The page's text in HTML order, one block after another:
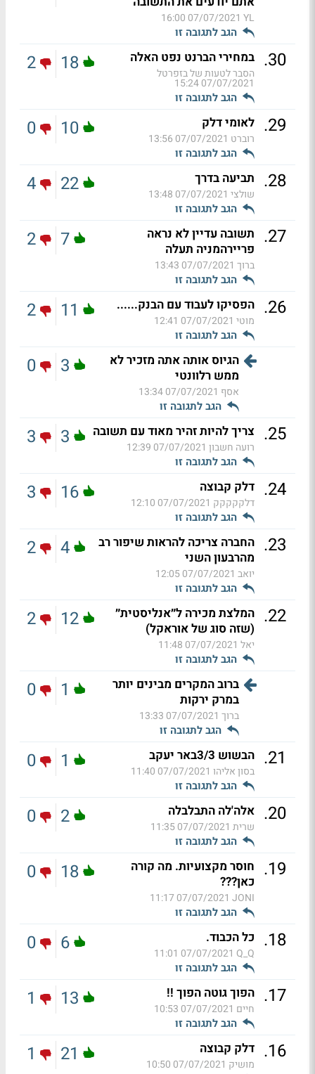
YL
07/07/2021 16:00
הגב לתגובה זו
30
. במחירי הברנט נפט האלה
הסבר לטעות של בזפרטל
07/07/2021 15:24
הגב לתגובה זו
18
2
29
. לאומי דלק
רוברט 07/07/2021 13:56
הגב לתגובה זו
10
0
28
. תביעה בדרך
שולצי 07/07/2021 13:48
הגב לתגובה זו
22
4
27
. תשובה עדיין לא נראה
פריירהמניה תעלה
ברוך 07/07/2021 13:43
הגב לתגובה זו
7
2
26
. הפסיקו לעבוד עם הבנק......
מוטי 07/07/2021 12:41
הגב לתגובה זו
11
2
הגיוס אותה אתה מזכיר לא
ממש רלוונטי
אסף 07/07/2021 13:34
הגב לתגובה זו
3
0
25
. צריך להיות זהיר מאוד עם תשובה
רועה חשבון 07/07/2021 12:39
הגב לתגובה זו
3
3
24
. דלק קבוצה
דלקקקקק 07/07/2021 12:10
הגב לתגובה זו
16
3
23
. החברה צריכה להראות שיפור רב
מהרבעון השני
יואב 07/07/2021 12:05
הגב לתגובה זו
4
2
22
. המלצת מכירה ל״אנליסטית״
(שזה סוג של אוראקל)
יאל 07/07/2021 11:48
הגב לתגובה זו
12
2
ברוב המקרים מבינים יותר
במרק ירקות
ברוך 07/07/2021 13:33
הגב לתגובה זו
1
0
21
. הבשוש 3/3באר יעקב
בסון אליהו 07/07/2021 11:40
הגב לתגובה זו
1
0
20
. אלה'לה התבלבלה
שרית 07/07/2021 11:35
הגב לתגובה זו
2
0
19
. חוסר מקצועיות. מה קורה
כאן???
JONI
07/07/2021 11:17
הגב לתגובה זו
18
0
18
. כל הכבוד.
Q_Q
07/07/2021 11:01
הגב לתגובה זו
6
0
17
. הפוך גוטה הפוך !!
חיים 07/07/2021 10:53
הגב לתגובה זו
13
1
16
. דלק קבוצה
מושיק 07/07/2021 10:50
21
1